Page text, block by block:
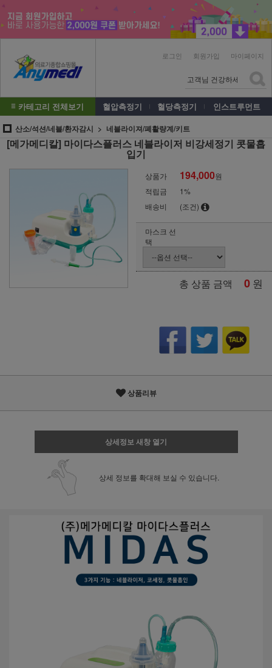
로그인 회원가입 마이페이지
카테고리 전체보기 혈압측정기 혈당측정기 인스트루먼트
산소/석션/네블/환자감시 네블라이져/폐활량계/키트
[메가메디칼] 마이다스플러스 네블라이저 비강세정기 콧물흡
입기
상품가 194,000원
적립금
1%
배송비
(조건)
마스크 선
택
총 상품 금액 0 원
상품리뷰
상세정보 새창 열기
상세 정보를 확대해 보실 수 있습니다.